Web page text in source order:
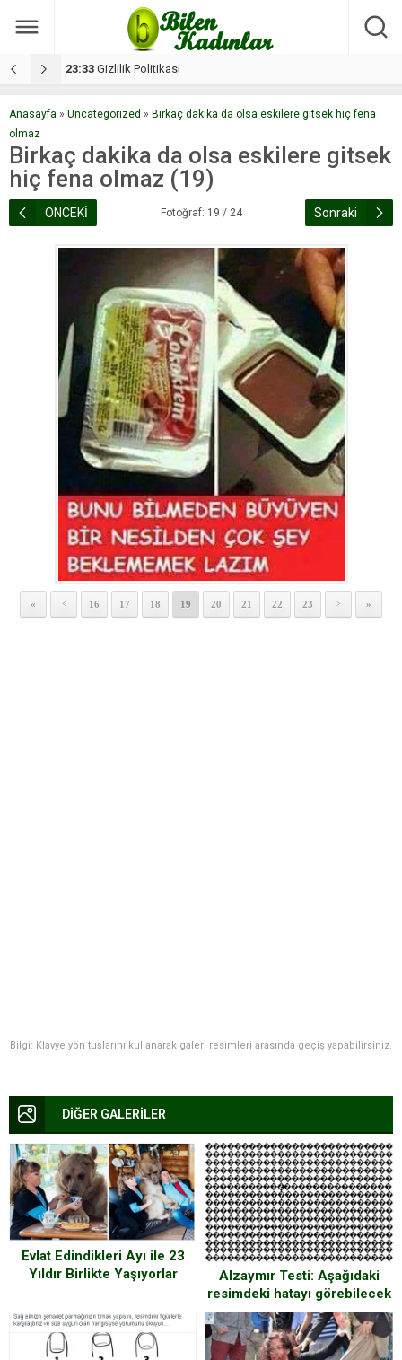
17:08 Dilan, düğününe 5 gün kala hayatını kaybetti
Anasayfa » Uncategorized » Birkaç dakika da olsa eskilere gitsek hiç fena
olmaz
Birkaç dakika da olsa eskilere gitsek
hiç fena olmaz (19)
ÖNCEKİ Fotoğraf: 19 / 24 Sonraki
« < 16 17 18 19 20 21 22 23 > »
Bilgi: Klavye yön tuşlarını kullanarak galeri resimleri arasında geçiş yapabilirsiniz.
DİĞER GALERİLER
Evlat Edindikleri Ayı ile 23
Yıldır Birlikte Yaşıyorlar
Alzaymır Testi: Aşağıdaki
resimdeki hatayı görebilecek
misin ?